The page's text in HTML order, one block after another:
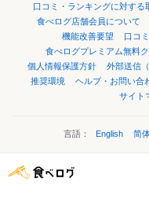
口コミ・ランキングに対する
食べログ店舗会員について
機能改善要望
口コ
食べログプレミアム無料
個人情報保護方針
外部送信
推奨環境
ヘルプ・お問い合
サイト
言語： English 简